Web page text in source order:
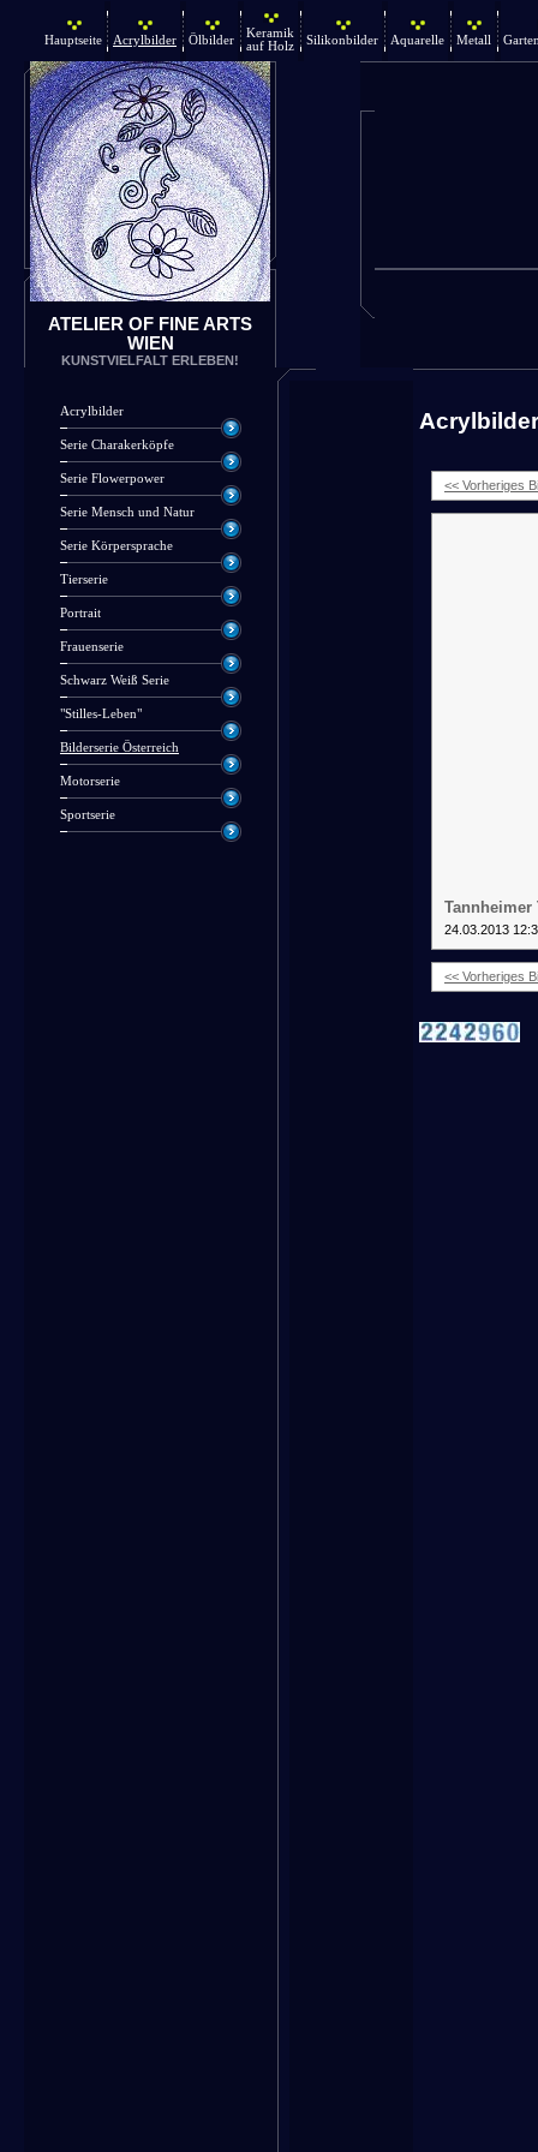
Hauptseite Acrylbilder Ölbilder
Keramik
auf Holz
Silikonbilder Aquarelle Metall
ATELIER OF FINE ARTS
WIEN
KUNSTVIELFALT ERLEBEN!
Acrylbilder
Serie Charakerköpfe
Serie Flowerpower
Serie Mensch und Natur
Serie Körpersprache
Tierserie
Portrait
Frauenserie
Schwarz Weiß Serie
"Stilles-Leben"
Bilderserie Österreich
Motorserie
Sportserie
Acrylbilder
<< Vorheriges
24.03.2013
<< Vorheriges